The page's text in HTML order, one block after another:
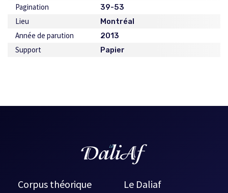
Pagination 39-53
Lieu Montréal
Année de parution 2013
Support Papier
Corpus théorique Le Daliaf